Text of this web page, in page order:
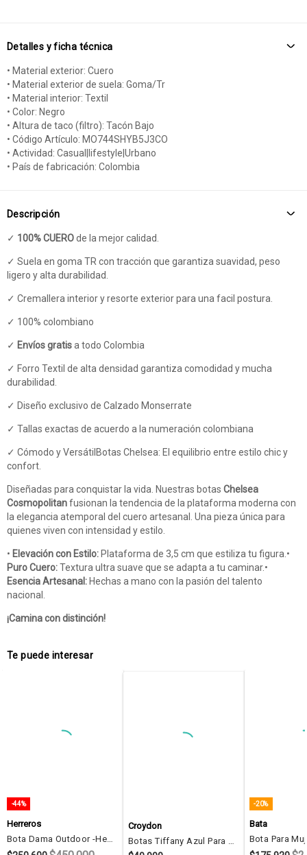
Detalles y ficha técnica
• Material exterior: Cuero
• Material exterior de suela: Goma/Tr
• Material interior: Textil
• Color: Negro
• Altura de taco (filtro): Tacón Bajo
• Código Artículo: MO744SHYB5J3CO
• Actividad: Casual|lifestyle|Urbano
• País de fabricación: Colombia
Descripción
✓ 100% CUEROde la mejor calidad.
✓ Suela en goma TRcon tracción que garantiza suavidad, peso
ligero y alta durabilidad.
✓ Cremallera interior y resorte exterior para una facil postura.
✓ 100% colombiano
✓ Envíos gratisa todo Colombia
✓ Forro Textil de alta densidad garantiza comodidad y mucha
durabilidad.
✓ Diseño exclusivo de Calzado Monserrate
✓ Tallas exactas de acuerdo a la numeración colombiana
✓ Cómodo y VersátilBotas Chelsea: El equilibrio entre estilo chic y
confort.
Diseñadas para conquistar la vida. Nuestras botas Chelsea
Cosmopolitanfusionan la tendencia de la plataforma moderna con
la elegancia atemporal del cuero artesanal. Una pieza única para
quienes viven con intensidad y estilo.
• Elevación con Estilo: Plataforma de 3,5 cm que estiliza tu figura.•
Puro Cuero:Textura ultra suave que se adapta a tu caminar.•
Esencia Artesanal: Hechas a mano con la pasión del talento
nacional.
¡Camina con distinción!
Te puede interesar
-44%
Herreros
Bota Dama Outdoor -Herreros- Pandora Negro
Croydon
Botas Tiffany Azul Para Mujer Croydon
-20%
Bata